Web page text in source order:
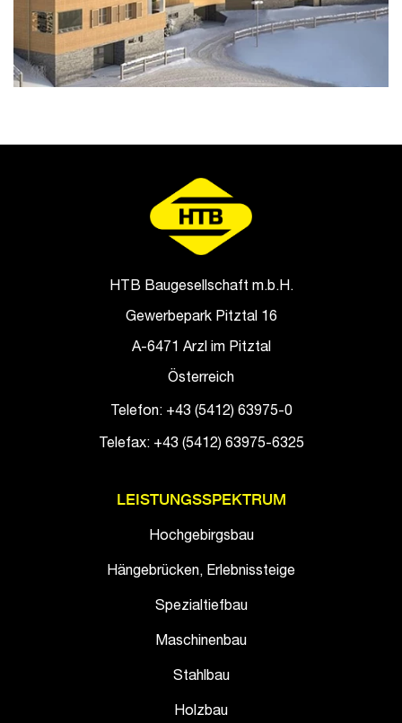
HTB Baugesellschaft m.b.H.
Gewerbepark Pitztal 16
A-6471 Arzl im Pitztal
Österreich
Telefon: +43 (5412) 63975-0
Telefax: +43 (5412) 63975-6325
LEISTUNGSSPEKTRUM
Hochgebirgsbau
Hängebrücken, Erlebnissteige
Spezialtiefbau
Maschinenbau
Stahlbau
Holzbau